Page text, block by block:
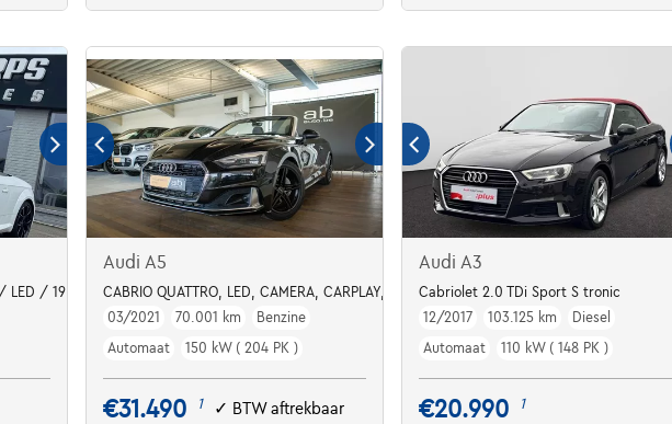
LED / 19" / CLIM
Audi A5
CABRIO QUATTRO, LED, CAMERA, CARPLAY, NAVI
03/2021
70.001 km
Benzine
Automaat
150 kW ( 204 PK )
€31.490 1 ✓ BTW aftrekbaar
Audi A3
Cabriolet 2.0 TDi Sport S tronic
12/2017
103.125 km
Diesel
Automaat
110 kW ( 148 PK )
€20.990 1